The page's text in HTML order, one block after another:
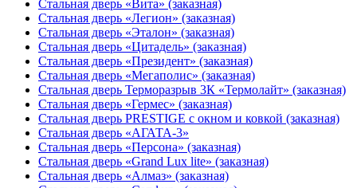
Стальная дверь «Вита» (заказная)
Стальная дверь «Легион» (заказная)
Стальная дверь «Эталон» (заказная)
Стальная дверь «Цитадель» (заказная)
Стальная дверь «Президент» (заказная)
Стальная дверь «Мегаполис» (заказная)
Стальная дверь Терморазрыв 3К «Термолайт» (заказная)
Стальная дверь «Гермес» (заказная)
Стальная дверь PRESTIGE с окном и ковкой (заказная)
Стальная дверь «АГАТА-3»
Стальная дверь «Персона» (заказная)
Стальная дверь «Grand Lux lite» (заказная)
Стальная дверь «Алмаз» (заказная)